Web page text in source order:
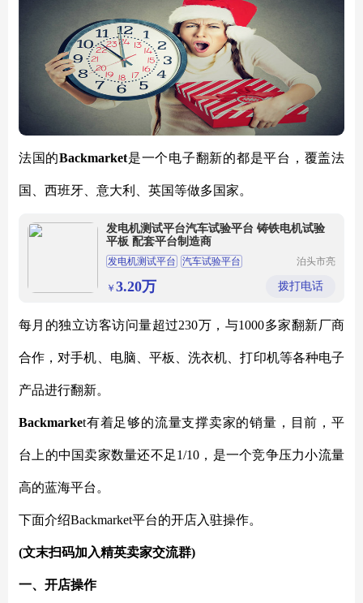
法国的Backmarket是一个电子翻新的都是平台，覆盖法
国、西班牙、意大利、英国等做多国家。
发电机测试平台汽车试验平台 铸铁电机试验
平板 配套平台制造商
发电机测试平台
汽车试验平台
电机试验平台
泊头市亮
备制造有
限公司
￥ 3.20万 拨打电话
每月的独立访客访问量超过230万，与1000多家翻新厂商
合作，对手机、电脑、平板、洗衣机、打印机等各种电子
产品进行翻新。
Backmarket有着足够的流量支撑卖家的销量，目前，平
台上的中国卖家数量还不足1/10，是一个竞争压力小流量
高的蓝海平台。
下面介绍Backmarket平台的开店入驻操作。
(文末扫码加入精英卖家交流群)
一、开店操作